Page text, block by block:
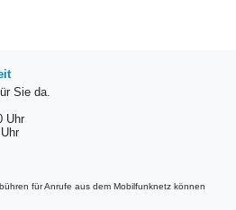
Sie da.
Uhr
für Anrufe aus dem Mobilfunknetz können